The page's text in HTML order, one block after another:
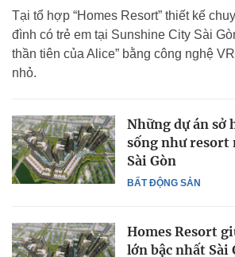
Tại tổ hợp “Homes Resort” thiết kế
đình có trẻ em tại Sunshine City Sài
thần tiên của Alice” bằng công nghệ
nhỏ.
BẤT ĐỘNG SẢN
Những dự án sở
sống như resort
Sài Gòn
Homes Resort
lớn bậc nhất Sài